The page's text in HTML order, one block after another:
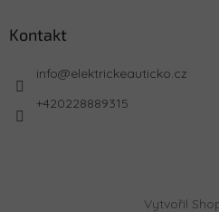
Kontakt
info@elektrickeauticko.cz
+420228889315
Vytvořil